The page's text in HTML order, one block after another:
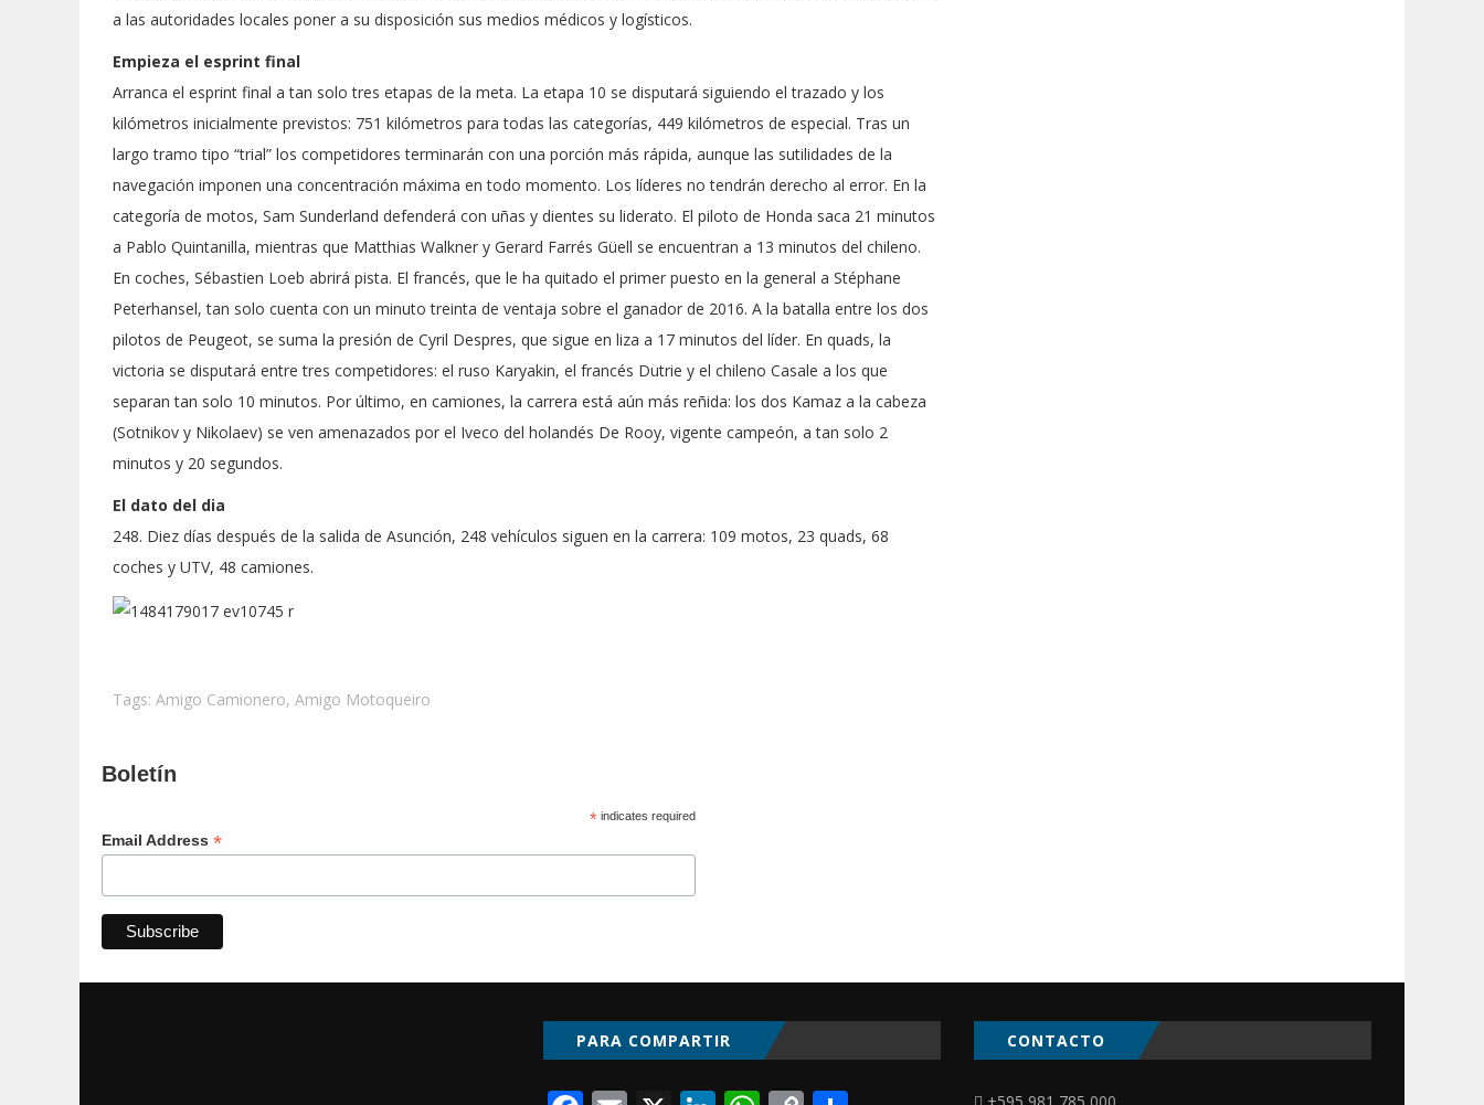
a las autoridades locales poner a su disposición sus medios médicos y logísticos.
Empieza el esprint final
Arranca el esprint final a tan solo tres etapas de la meta. La etapa 10 se disputará siguiendo el trazado y los
kilómetros inicialmente previstos: 751 kilómetros para todas las categorías, 449 kilómetros de especial. Tras un
largo tramo tipo “trial” los competidores terminarán con una porción más rápida, aunque las sutilidades de la
navegación imponen una concentración máxima en todo momento. Los líderes no tendrán derecho al error. En la
categoría de motos, Sam Sunderland defenderá con uñas y dientes su liderato. El piloto de Honda saca 21 minutos
a Pablo Quintanilla, mientras que Matthias Walkner y Gerard Farrés Güell se encuentran a 13 minutos del chileno.
En coches, Sébastien Loeb abrirá pista. El francés, que le ha quitado el primer puesto en la general a Stéphane
Peterhansel, tan solo cuenta con un minuto treinta de ventaja sobre el ganador de 2016. A la batalla entre los dos
pilotos de Peugeot, se suma la presión de Cyril Despres, que sigue en liza a 17 minutos del líder. En quads, la
victoria se disputará entre tres competidores: el ruso Karyakin, el francés Dutrie y el chileno Casale a los que
separan tan solo 10 minutos. Por último, en camiones, la carrera está aún más reñida: los dos Kamaz a la cabeza
(Sotnikov y Nikolaev) se ven amenazados por el Iveco del holandés De Rooy, vigente campeón, a tan solo 2
minutos y 20 segundos.
El dato del dia
248. Diez días después de la salida de Asunción, 248 vehículos siguen en la carrera: 109 motos, 23 quads, 68
coches y UTV, 48 camiones.
Tags: Amigo Camionero, Amigo Motoqueiro
Boletín
*indicates required
Email Address *
PARA COMPARTIR CONTACTO